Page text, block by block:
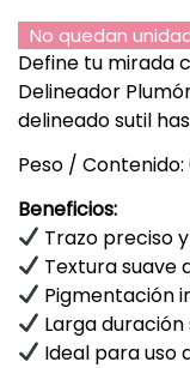
No quedan
Define tu mirada
Delineador
delineado sutil
Peso / Contenido:
Beneficios:
Trazo preciso
Textura suave
Pigmentación
Larga
Ideal para uso